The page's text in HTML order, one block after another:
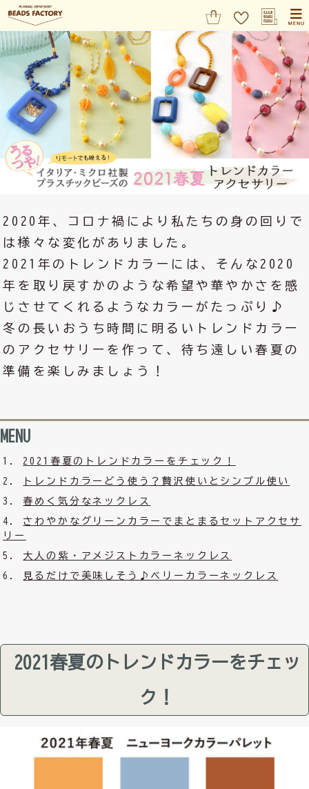
2020年、コロナ禍により私たちの身の回りで
は様々な変化がありました。
2021年のトレンドカラーには、そんな2020
年を取り戻すかのような希望や華やかさを感
じさせてくれるようなカラーがたっぷり♪
冬の長いおうち時間に明るいトレンドカラー
のアクセサリーを作って、待ち遠しい春夏の
準備を楽しみましょう！
MENU
2021春夏のトレンドカラーをチェック！
トレンドカラーどう使う？贅沢使いとシンプル使い
春めく気分なネックレス
さわやかなグリーンカラーでまとまるセットアクセサ
リー
大人の紫・アメジストカラーネックレス
見るだけで美味しそう♪ベリーカラーネックレス
2021春夏のトレンドカラーをチェッ
ク！